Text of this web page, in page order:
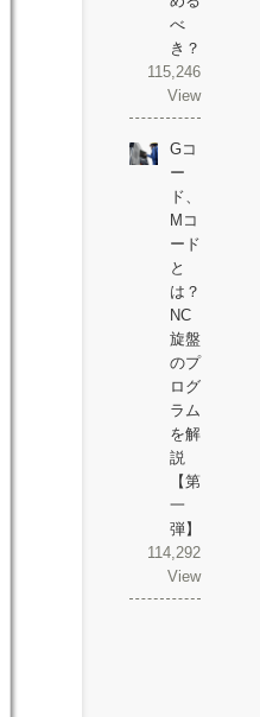
べ
き？
115,246
View
Gコ
ー
ド、
Mコ
ード
と
は？
NC
旋盤
のプ
ログ
ラム
を解
説
【第
一
弾】
114,292
View